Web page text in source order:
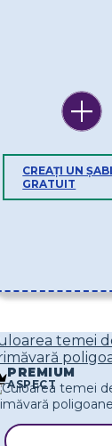
CREAȚI UN
GRATUIT
temei
PREMIUM
ASPECT